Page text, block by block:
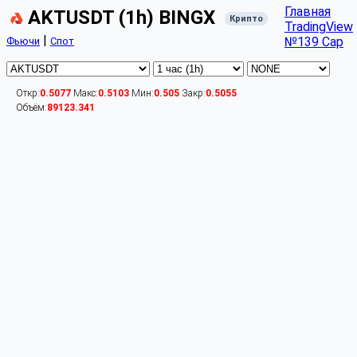
AKTUSDT (1h) BINGX Крипто
Фьючи | Спот
Главная
TradingView
№139 Cap
Откр:0.5077 Макс:0.5103 Мин:0.505 Закр:0.5055
Объём:89123.341